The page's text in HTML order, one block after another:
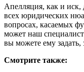
Апелляция, как и иск,
всех юридических
вопросах, касаемых
может наш
вы можете ему
Смотрите также: